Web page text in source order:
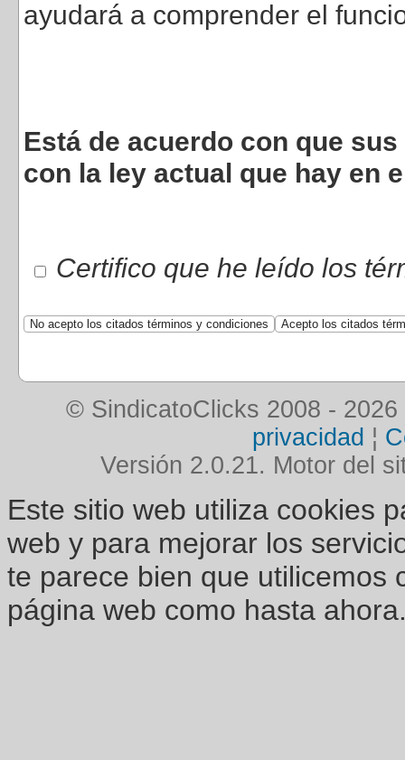
ayudará a comprender el
Está de acuerdo con que
con la ley actual que hay en
Certifico que he leído los
© SindicatoClicks 2008 - 2026
privacidad ¦
Versión 2.0.21. Motor del
Este sitio web utiliza cookies
web y para mejorar los
te parece bien que utilicemos
página web como hasta